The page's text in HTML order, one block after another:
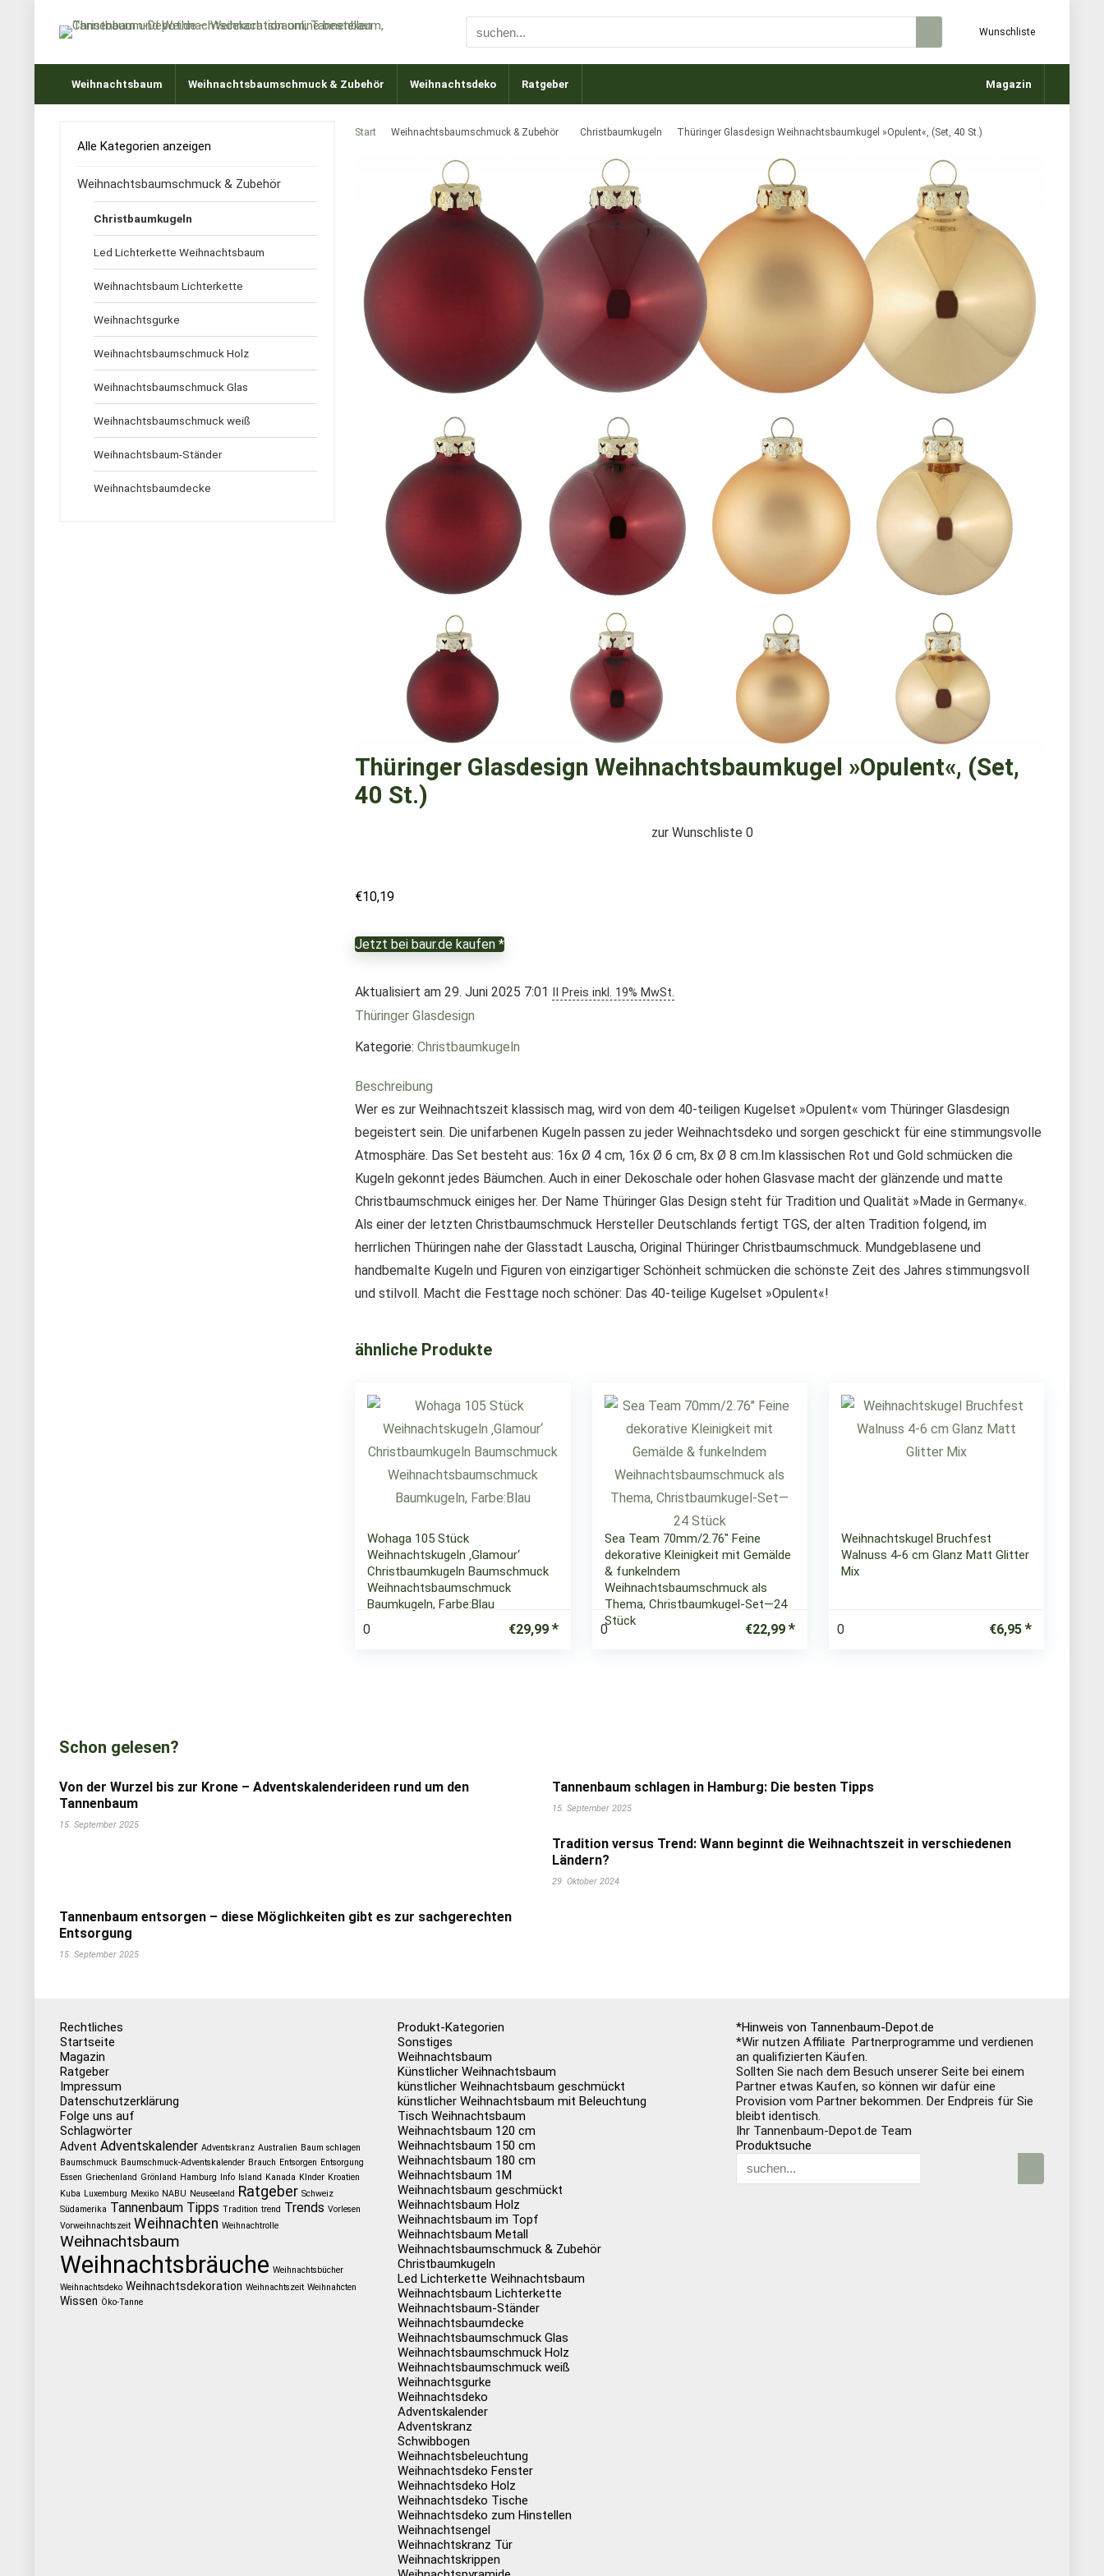
Wunschliste
Weihnachtsbaum Weihnachtsbaumschmuck & Zubehör Weihnachtsdeko Ratgeber Magazin
Start Weihnachtsbaumschmuck & Zubehör Christbaumkugeln Thüringer Glasdesign Weihnachtsbaumkugel »Opulent«, (Set, 40 St.)
Thüringer Glasdesign Weihnachtsbaumkugel »Opulent«, (Set,
40 St.)
zur Wunschliste 0
€10,19
Jetzt bei baur.de kaufen *
Aktualisiert am 29. Juni 2025 7:01 II Preis inkl. 19% MwSt.
Thüringer Glasdesign
Kategorie: Christbaumkugeln
Beschreibung
Wer es zur Weihnachtszeit klassisch mag, wird von dem 40-teiligen Kugelset »Opulent« vom Thüringer Glasdesign
begeistert sein. Die unifarbenen Kugeln passen zu jeder Weihnachtsdeko und sorgen geschickt für eine stimmungsvolle
Atmosphäre. Das Set besteht aus: 16x Ø 4 cm, 16x Ø 6 cm, 8x Ø 8 cm.Im klassischen Rot und Gold schmücken die
Kugeln gekonnt jedes Bäumchen. Auch in einer Dekoschale oder hohen Glasvase macht der glänzende und matte
Christbaumschmuck einiges her. Der Name Thüringer Glas Design steht für Tradition und Qualität »Made in Germany«.
Als einer der letzten Christbaumschmuck Hersteller Deutschlands fertigt TGS, der alten Tradition folgend, im
herrlichen Thüringen nahe der Glasstadt Lauscha, Original Thüringer Christbaumschmuck. Mundgeblasene und
handbemalte Kugeln und Figuren von einzigartiger Schönheit schmücken die schönste Zeit des Jahres stimmungsvoll
und stilvoll. Macht die Festtage noch schöner: Das 40-teilige Kugelset »Opulent«!
ähnliche Produkte
Wohaga 105 Stück
Weihnachtskugeln ‚Glamour‘
Christbaumkugeln Baumschmuck
Weihnachtsbaumschmuck
Baumkugeln, Farbe:Blau
0 €29,99
Sea Team 70mm/2.76″ Feine
dekorative Kleinigkeit mit Gemälde
& funkelndem
Weihnachtsbaumschmuck als
Thema, Christbaumkugel-Set—24
Stück
0 €22,99
Weihnachtskugel Bruchfest
Walnuss 4-6 cm Glanz Matt Glitter
Mix
0 €6,95
Alle Kategorien anzeigen
Weihnachtsbaumschmuck & Zubehör
Christbaumkugeln
Led Lichterkette Weihnachtsbaum
Weihnachtsbaum Lichterkette
Weihnachtsgurke
Weihnachtsbaumschmuck Holz
Weihnachtsbaumschmuck Glas
Weihnachtsbaumschmuck weiß
Weihnachtsbaum-Ständer
Weihnachtsbaumdecke
Schon gelesen?
Von der Wurzel bis zur Krone – Adventskalenderideen rund um den
Tannenbaum
15. September 2025
Tannenbaum schlagen in Hamburg: Die besten Tipps
15. September 2025
Tradition versus Trend: Wann beginnt die Weihnachtszeit in verschiedenen
Ländern?
29. Oktober 2024
Tannenbaum entsorgen – diese Möglichkeiten gibt es zur sachgerechten
Entsorgung
15. September 2025
Rechtliches
Startseite
Magazin
Ratgeber
Impressum
Datenschutzerklärung
Folge uns auf
Schlagwörter
Advent Adventskalender Adventskranz Australien Baum schlagen
Baumschmuck Baumschmuck-Adventskalender Brauch Entsorgen Entsorgung
Essen Griechenland Grönland Hamburg Info Island Kanada KInder Kroatien
Kuba Luxemburg Mexiko NABU Neuseeland Ratgeber Schweiz
Südamerika Tannenbaum Tipps Tradition trend Trends Vorlesen
Vorweihnachtszeit Weihnachten Weihnachtrolle
Weihnachtsbaum
Weihnachtsbräuche Weihnachtsbücher
Weihnachtsdeko Weihnachtsdekoration Weihnachtszeit Weihnahcten
Wissen Öko-Tanne
Produkt-Kategorien
Sonstiges
Weihnachtsbaum
Künstlicher Weihnachtsbaum
künstlicher Weihnachtsbaum geschmückt
künstlicher Weihnachtsbaum mit Beleuchtung
Tisch Weihnachtsbaum
Weihnachtsbaum 120 cm
Weihnachtsbaum 150 cm
Weihnachtsbaum 180 cm
Weihnachtsbaum 1M
Weihnachtsbaum geschmückt
Weihnachtsbaum Holz
Weihnachtsbaum im Topf
Weihnachtsbaum Metall
Weihnachtsbaumschmuck & Zubehör
Christbaumkugeln
Led Lichterkette Weihnachtsbaum
Weihnachtsbaum Lichterkette
Weihnachtsbaum-Ständer
Weihnachtsbaumdecke
Weihnachtsbaumschmuck Glas
Weihnachtsbaumschmuck Holz
Weihnachtsbaumschmuck weiß
Weihnachtsgurke
Weihnachtsdeko
Adventskalender
Adventskranz
Schwibbogen
Weihnachtsbeleuchtung
Weihnachtsdeko Fenster
Weihnachtsdeko Holz
Weihnachtsdeko Tische
Weihnachtsdeko zum Hinstellen
Weihnachtsengel
Weihnachtskranz Tür
Weihnachtskrippen
*Hinweis von Tannenbaum-Depot.de
*Wir nutzen Affiliate Partnerprogramme und verdienen
an qualifizierten Käufen.
Sollten Sie nach dem Besuch unserer Seite bei einem
Partner etwas Kaufen, so können wir dafür eine
Provision vom Partner bekommen. Der Endpreis für Sie
bleibt identisch.
Ihr Tannenbaum-Depot.de Team
Produktsuche